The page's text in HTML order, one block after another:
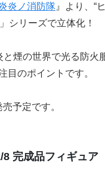
炎ノ消防隊 』より、“
シリーズで立体化！
煙の世界で光る防火
目のポイントです。
予定です。
完成品フィギュア